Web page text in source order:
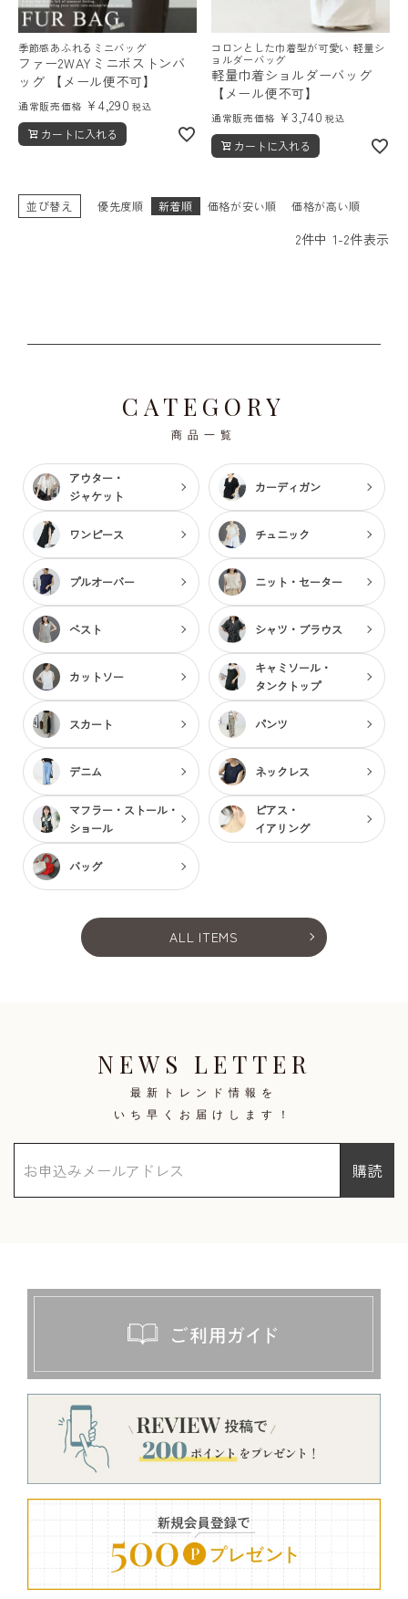
季節感あふれるミニバッグ
ファー2WAYミニボストンバ
ッグ 【メール便不可】
通常販売価格 ¥ 4,290 税込
カートに入れる
コロンとした巾着型が可愛い 軽量シ
ョルダーバッグ
軽量巾着ショルダーバッグ
【メール便不可】
通常販売価格 ¥ 3,740 税込
カートに入れる
並び替え 優先度順 新着順 価格が安い順 価格が高い順
2件中 1-2件表示
CATEGORY
商品一覧
アウター・
ジャケット
カーディガン
ワンピース チュニック
プルオーバー ニット・セーター
ベスト シャツ・ブラウス
カットソー
キャミソール・
タンクトップ
スカート パンツ
デニム ネックレス
マフラー・ストール・
ショール
ピアス・
イアリング
バッグ
ALL ITEMS
NEWS LETTER
最新トレンド情報を
いち早くお届けします！